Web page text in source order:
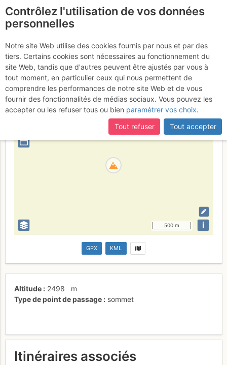
Monte Forato
Alpes Juliennes Province d'Udine
+
–
500 m i
GPX KML
Altitude 2498
m
Type de point de passage
sommet
Itinéraires associés
Contrôlez l'utilisation de vos données
personnelles
Notre site Web utilise des cookies fournis par nous et par des
tiers. Certains cookies sont nécessaires au fonctionnement du
site Web, tandis que d'autres peuvent être ajustés par vous à
tout moment, en particulier ceux qui nous permettent de
comprendre les performances de notre site Web et de vous
fournir des fonctionnalités de médias sociaux. Vous pouvez les
accepter ou les refuser tous ou bien paramétrer vos choix.
Tout refuser
Tout accepter